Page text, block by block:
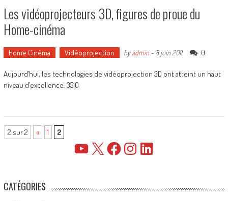
Les vidéoprojecteurs 3D, figures de proue du
Home-cinéma
Home Cinéma Vidéoprojection byadmin- 8 juin 2011 0
Aujourd’hui, les technologies de vidéoprojection 3D ont atteint un haut
niveau d’excellence. 3510
2 sur 2 « 1 2
YouTube FacebookInstagramLinkedIn
CATÉGORIES